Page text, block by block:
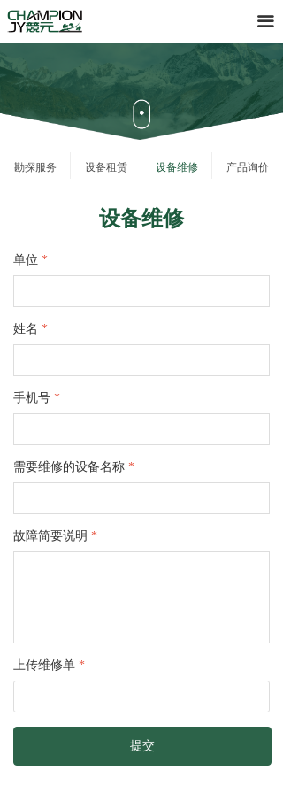
끀
首页
勘探服务 设备租赁 设备维修 产品询价
设备维修
单位 *
姓名 *
手机号 *
需要维修的设备名称 *
故障简要说明 *
上传维修单 *
提交